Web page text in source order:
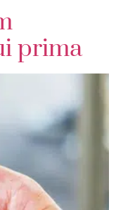
prima